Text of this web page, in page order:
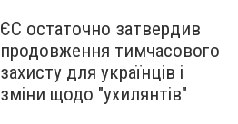
ЄС остаточно затвердив
продовження тимчасового
захисту для українців і
зміни щодо "ухилянтів"